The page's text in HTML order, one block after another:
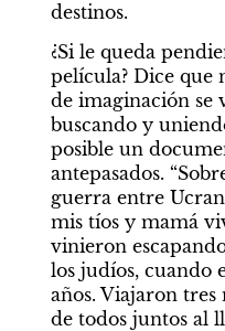
destinos.
¿Si le queda
película? Dice que
de imaginación se
buscando y
posible un
antepasados.
guerra entre
mis tíos y mamá
vinieron
los judíos, cuando
años. Viajaron tres
de todos juntos al